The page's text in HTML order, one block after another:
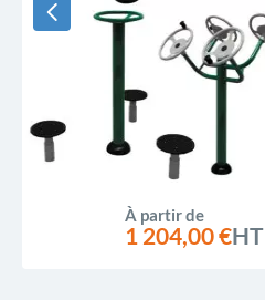
À partir de
1 204,00 €HT